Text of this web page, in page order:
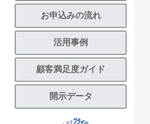
お申込みの流れ
活用事例
顧客満足度ガイド
開示データ